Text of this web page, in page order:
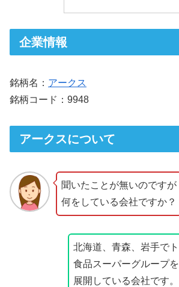
企業情報
銘柄名： アークス
銘柄コード：9948
アークスについて
聞いたことが無いのですが
何をしている会社ですか？
北海道、青森、岩手で
食品スーパーグループを
展開している会社です。